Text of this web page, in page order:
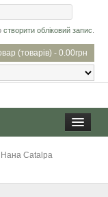
створити обліковий запис
(товарів) - 0.00грн
Нана Catalpa